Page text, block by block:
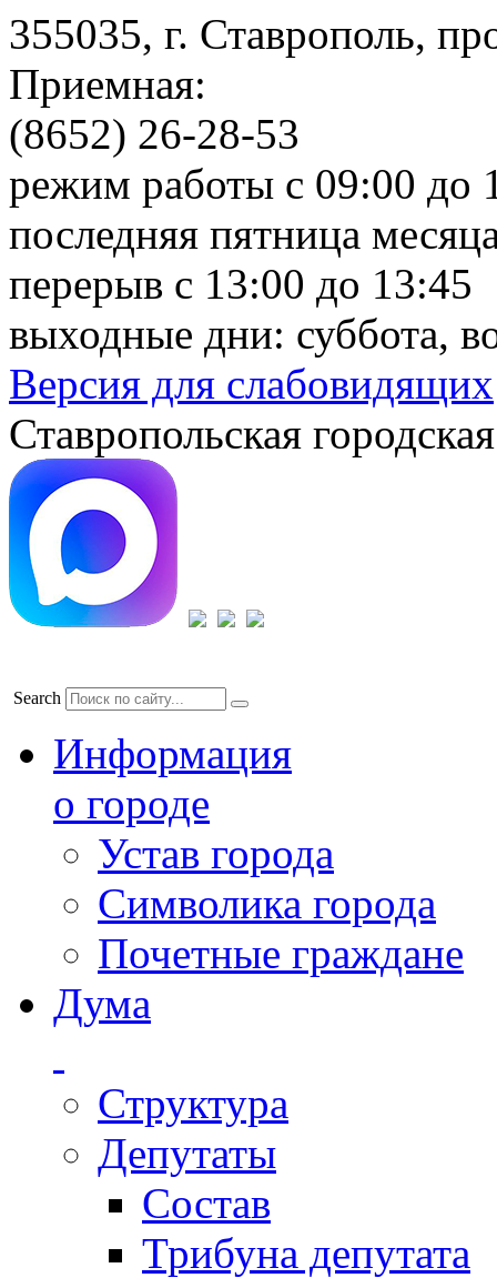
355035, г. Ставрополь,
Приемная:
(8652) 26-28-53
режим работы с 09:00 до
последняя пятница
перерыв с 13:00 до 13:45
выходные дни: суббота,
Версия для слабовидящих
Ставропольская
Search
Информация
о городе
Устав города
Символика города
Почетные граждане
Дума
Структура
Депутаты
Состав
Трибуна депутата